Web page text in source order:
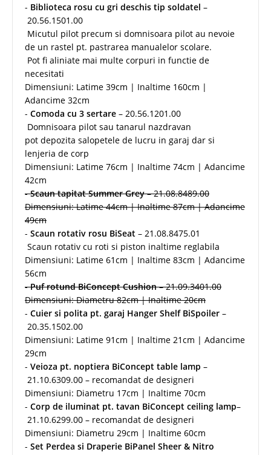
- Biblioteca rosu cu gri deschis tip soldatel –
20.56.1501.00
Micutul pilot precum si domnisoara pilot au nevoie
de un rastel pt. pastrarea manualelor scolare.
Pot fi aliniate mai multe corpuri in functie de
necesitati
Dimensiuni: Latime 39cm | Inaltime 160cm |
Adancime 32cm
- Comoda cu 3 sertare – 20.56.1201.00
Domnisoara pilot sau tanarul nazdravan
pot depozita salopetele de lucru in garaj dar si
lenjeria de corp
Dimensiuni: Latime 76cm | Inaltime 74cm | Adancime
42cm
-Scaun tapitat Summer Grey– 21.08.8489.00
Dimensiuni: Latime 44cm | Inaltime 87cm | Adancime
49cm
- Scaun rotativ rosu BiSeat – 21.08.8475.01
Scaun rotativ cu roti si piston inaltime reglabila
Dimensiuni: Latime 61cm | Inaltime 83cm | Adancime
56cm
-Puf rotund BiConcept Cushion– 21.09.3401.00
Dimensiuni: Diametru 82cm | Inaltime 20cm
- Cuier si polita pt. garaj Hanger Shelf BiSpoiler –
20.35.1502.00
Dimensiuni: Latime 91cm | Inaltime 21cm | Adancime
29cm
- Veioza pt. noptiera BiConcept table lamp –
21.10.6309.00 – recomandat de designeri
Dimensiuni: Diametru 17cm | Inaltime 70cm
- Corp de iluminat pt. tavan BiConcept ceiling lamp–
21.10.6299.00 – recomandat de designeri
Dimensiuni: Diametru 29cm | Inaltime 60cm
- Set Perdea si Draperie BiPanel Sheer & Nitro